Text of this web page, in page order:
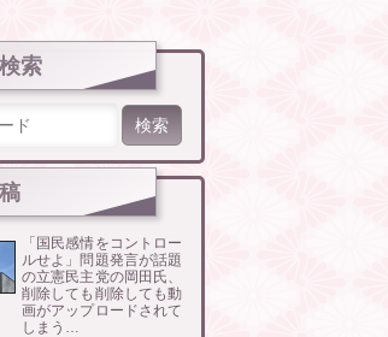
路‥」
きたんです」
動画をロナウドに絶対見せろ」
火力差‥」
索
「国民感情をコントロー
ルせよ」問題発言が話題
の立憲民主党の岡田氏、
削除しても削除しても動
画がアップロードされて
しまう…